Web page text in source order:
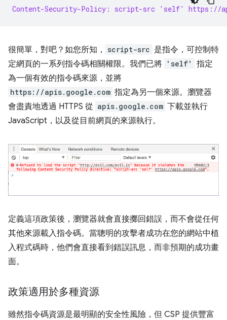
Content-Security-Policy: script-src 'self' https://
很簡單，對吧？如您所知， script-src 是指令，可控制特
定網頁的一系列指令碼相關權限。我們已將 'self'
指定
為一個有效的指令碼來源，並將
https://apis.google.com 指定為另一個來源。瀏覽器
會盡責地透過 HTTPS 從 apis.google.com 下載並執行
JavaScript，以及從目前網頁的來源執行。
定義這項政策後，瀏覽器就會直接擲回錯誤，而不會從任何
其他來源載入指令碼。當聰明的攻擊者成功在您的網站中植
入程式碼時，他們會直接看到錯誤訊息，而非預期的成功畫
面。
政策適用於多種資源
雖然指令碼資源是最明顯的安全性風險，但 CSP 提供豐富